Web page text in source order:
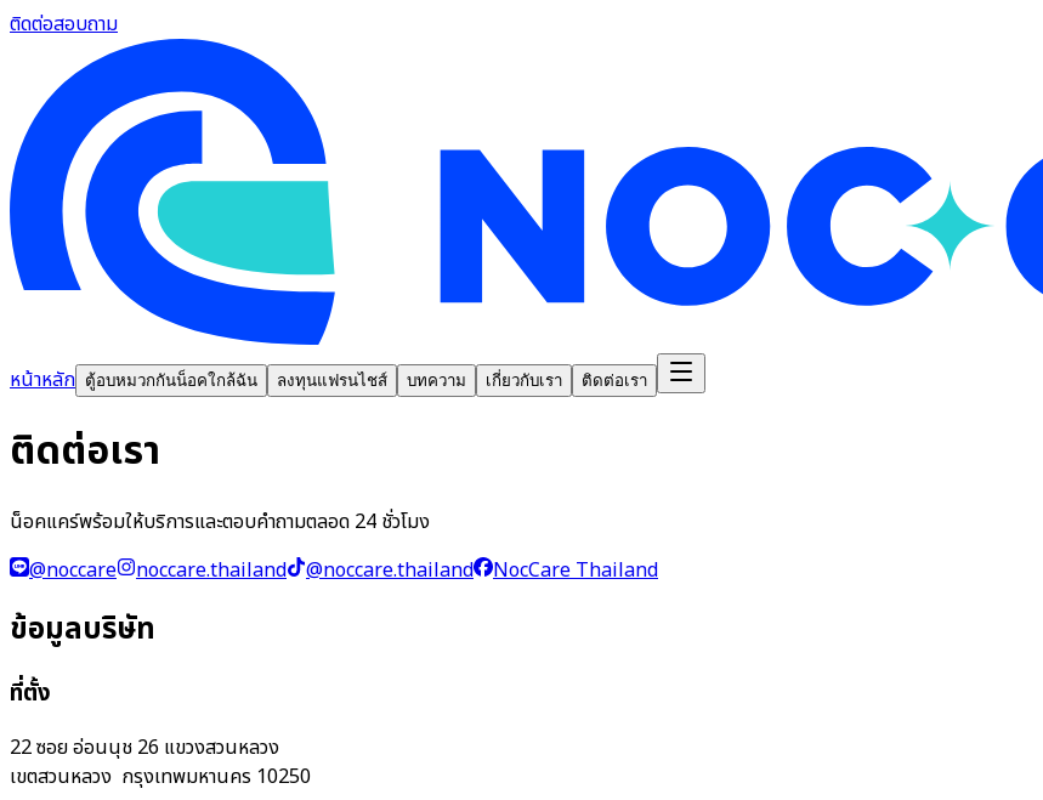
ติดต่อสอบถาม
หน้าหลัก ตู้อบหมวกกันน็อคใกล้ฉัน ลงทุนแฟรนไชส์ บทความ เกี่ยวกับเรา ติดต่อเรา
ติดต่อเรา
น็อคแคร์พร้อมให้บริการและตอบคำถามตลอด 24 ชั่วโมง
@noccare
noccare.thailand @noccare.thailand NocCare Thailand
ข้อมูลบริษัท
ที่ตั้ง
22 ซอย อ่อนนุช 26 แขวงสวนหลวง
เขตสวนหลวง กรุงเทพมหานคร 10250